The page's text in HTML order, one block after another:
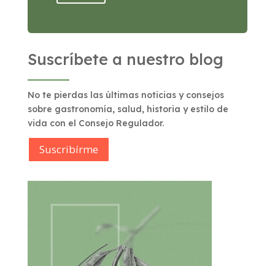
Suscríbete a nuestro blog
No te pierdas las últimas noticias y consejos
sobre gastronomía, salud, historia y estilo de
vida con el Consejo Regulador.
Suscribírme